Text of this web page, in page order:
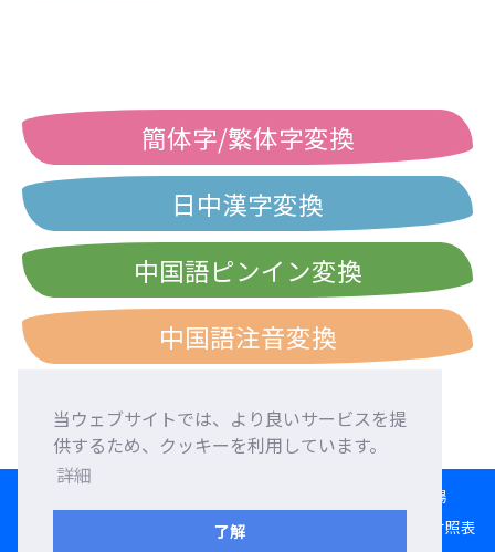
当ウェブサイトでは、より良いサービスを提
供するため、クッキーを利用しています。
詳細
了解
簡体字/繁体字変換
日中漢字変換
中国語ピンイン変換
中国語注音変換
交流広場
日本語ローマ字入力練習
西暦・和暦・民国暦対照表